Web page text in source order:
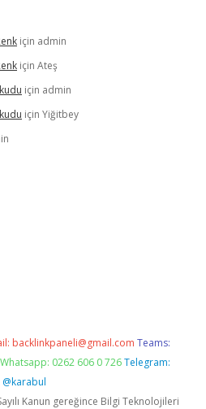
için admin
için Ateş
için admin
için Yiğitbey
backlinkpaneli@gmail.com Teams:
Whatsapp: 0262 606 0 726 Telegram:
@karabul
Kanun gereğince Bilgi Teknolojileri